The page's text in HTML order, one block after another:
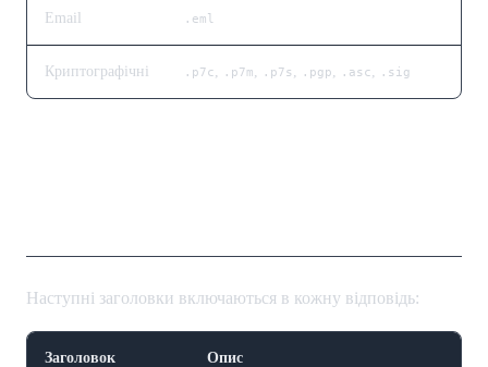
Email .eml
Криптографічні .p7c .p7m .p7s .pgp .asc .sig
Наступні заголовки включаються в кожну відповідь:
Заголовок Опис